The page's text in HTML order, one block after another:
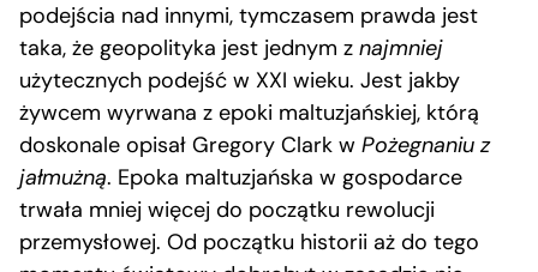
podejścia nad innymi, tymczasem prawda jest
taka, że geopolityka jest jednym z najmniej
użytecznych podejść w XXI wieku. Jest jakby
żywcem wyrwana z epoki maltuzjańskiej, którą
doskonale opisał Gregory Clark w Pożegnaniu z
jałmużną. Epoka maltuzjańska w gospodarce
trwała mniej więcej do początku rewolucji
przemysłowej. Od początku historii aż do tego